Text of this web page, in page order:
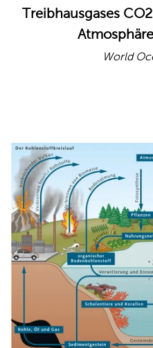
Treibhausgases
World